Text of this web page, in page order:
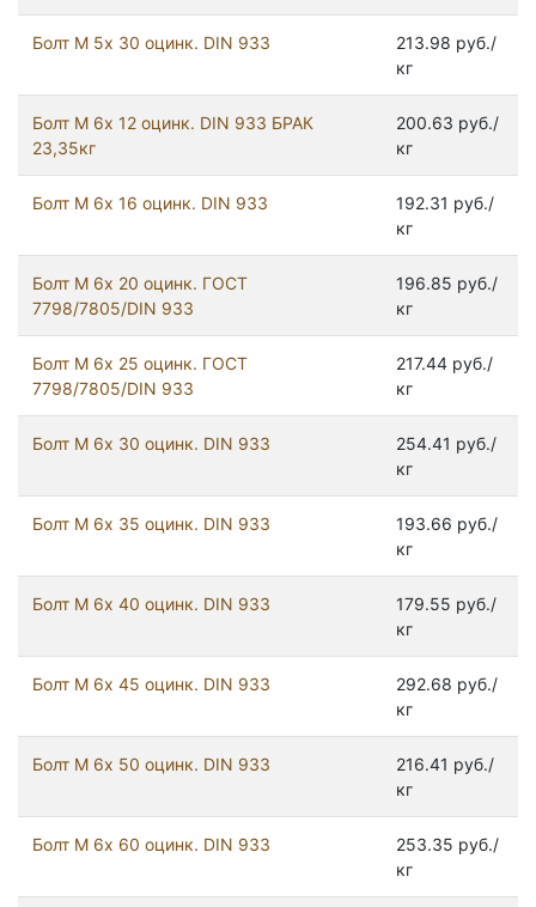
Болт М 5х 30 оцинк. DIN 933
213.98 руб./
кг
Болт М 6х 12 оцинк. DIN 933 БРАК
23,35кг
200.63 руб./
кг
Болт М 6х 16 оцинк. DIN 933
192.31 руб./
кг
Болт М 6х 20 оцинк. ГОСТ
7798/7805/DIN 933
196.85 руб./
кг
Болт М 6х 25 оцинк. ГОСТ
7798/7805/DIN 933
217.44 руб./
кг
Болт М 6х 30 оцинк. DIN 933
254.41 руб./
кг
Болт М 6х 35 оцинк. DIN 933
193.66 руб./
кг
Болт М 6х 40 оцинк. DIN 933
179.55 руб./
кг
Болт М 6х 45 оцинк. DIN 933
292.68 руб./
кг
Болт М 6х 50 оцинк. DIN 933
216.41 руб./
кг
Болт М 6х 60 оцинк. DIN 933
253.35 руб./
кг